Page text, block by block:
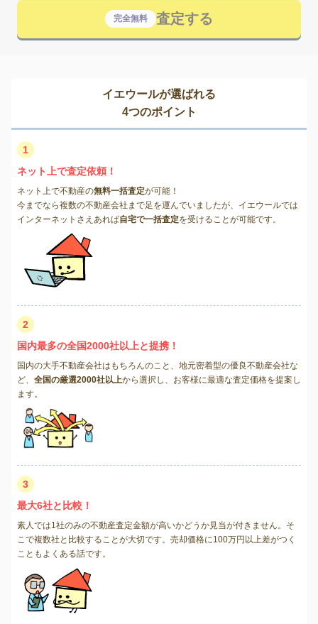
完全無料 査定する
イエウールが選ばれる
4つのポイント
1
ネット上で査定依頼！
ネット上で不動産の無料一括査定が可能！
今までなら複数の不動産会社まで足を運んでいましたが、イエウールでは
インターネットさえあれば自宅で一括査定を受けることが可能です。
2
国内最多の全国2000社以上と提携！
国内の大手不動産会社はもちろんのこと、地元密着型の優良不動産会社な
ど、 全国の厳選2000社以上から選択し、お客様に最適な査定価格を提案し
ます。
3
最大6社と比較！
素人では1社のみの不動産査定金額が高いかどうか見当が付きません。そ
こで複数社と比較することが大切です。売却価格に100万円以上差がつく
こともよくある話です。